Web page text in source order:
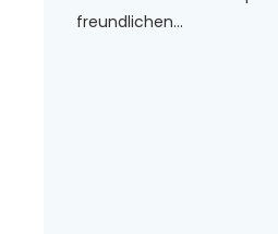
freundlichen...